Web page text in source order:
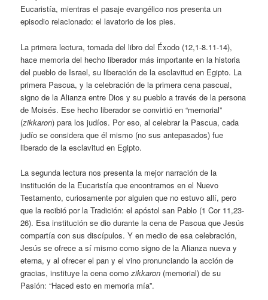
Eucaristía, mientras el pasaje evangélico nos presenta un
episodio relacionado: el lavatorio de los pies.
La primera lectura, tomada del libro del Éxodo (12,1-8.11-14),
hace memoria del hecho liberador más importante en la historia
del pueblo de Israel, su liberación de la esclavitud en Egipto. La
primera Pascua, y la celebración de la primera cena pascual,
signo de la Alianza entre Dios y su pueblo a través de la persona
de Moisés. Ese hecho liberador se convirtió en “memorial”
(zikkaron) para los judíos. Por eso, al celebrar la Pascua, cada
judío se considera que él mismo (no sus antepasados) fue
liberado de la esclavitud en Egipto.
La segunda lectura nos presenta la mejor narración de la
institución de la Eucaristía que encontramos en el Nuevo
Testamento, curiosamente por alguien que no estuvo allí, pero
que la recibió por la Tradición: el apóstol san Pablo (1 Cor 11,23-
26). Esa institución se dio durante la cena de Pascua que Jesús
compartía con sus discípulos. Y en medio de esa celebración,
Jesús se ofrece a sí mismo como signo de la Alianza nueva y
eterna, y al ofrecer el pan y el vino pronunciando la acción de
gracias, instituye la cena comozikkaron (memorial) de su
Pasión: “Haced esto en memoria mía”.